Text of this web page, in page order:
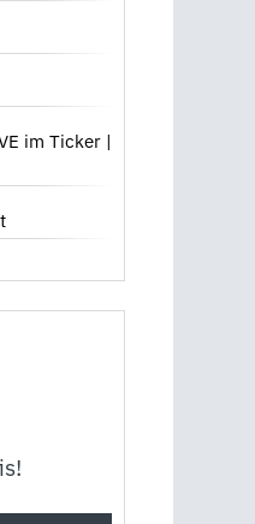
im Ticker |